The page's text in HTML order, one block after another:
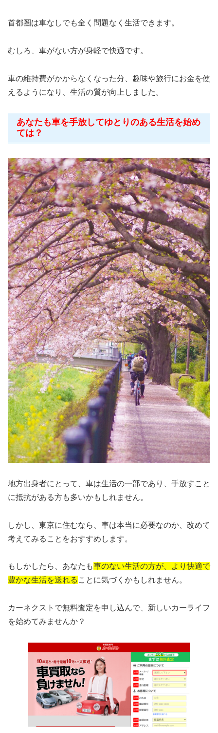
首都圏は車なしでも全く問題なく生活できます。
むしろ、車がない方が身軽で快適です。
車の維持費がかからなくなった分、趣味や旅行にお金を使
えるようになり、生活の質が向上しました。
あなたも車を手放してゆとりのある生活を始め
ては？
地方出身者にとって、車は生活の一部であり、手放すこと
に抵抗がある方も多いかもしれません。
しかし、東京に住むなら、車は本当に必要なのか、改めて
考えてみることをおすすめします。
もしかしたら、あなたも車のない生活の方が、より快適で
豊かな生活を送れる ことに気づくかもしれません。
カーネクストで無料査定を申し込んで、新しいカーライフ
を始めてみませんか？